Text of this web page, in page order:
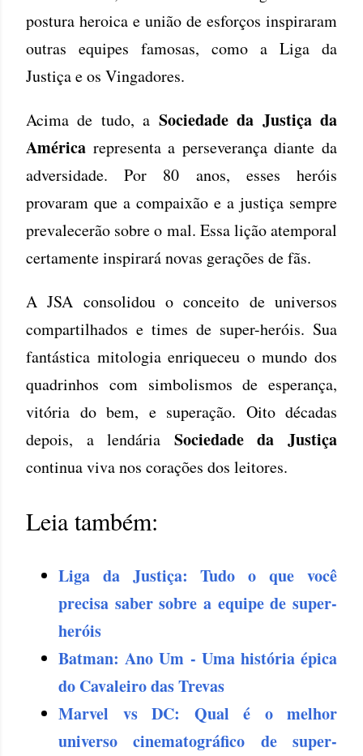
postura heroica e união de esforços inspiraram
outras equipes famosas, como a Liga da
Justiça e os Vingadores.
Acima de tudo, a Sociedade da Justiça da
América representa a perseverança diante da
adversidade. Por 80 anos, esses heróis
provaram que a compaixão e a justiça sempre
prevalecerão sobre o mal. Essa lição atemporal
certamente inspirará novas gerações de fãs.
A JSA consolidou o conceito de universos
compartilhados e times de super-heróis. Sua
fantástica mitologia enriqueceu o mundo dos
quadrinhos com simbolismos de esperança,
vitória do bem, e superação. Oito décadas
depois, a lendária Sociedade da Justiça
continua viva nos corações dos leitores.
Leia também:
Liga da Justiça: Tudo o que você
precisa saber sobre a equipe de super-
heróis
Batman: Ano Um - Uma história épica
do Cavaleiro das Trevas
Marvel vs DC: Qual é o melhor
universo cinematográfico de super-